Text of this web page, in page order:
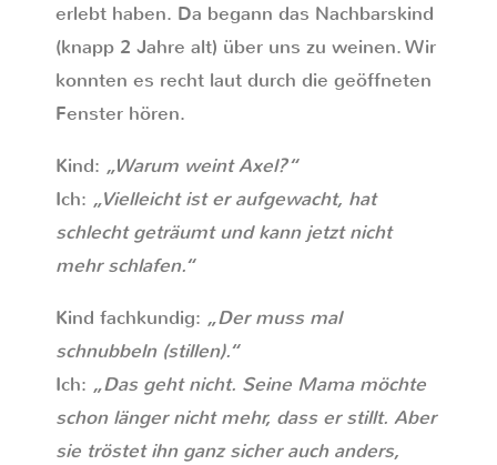
erlebt haben. Da begann das Nachbarskind
(knapp 2 Jahre alt) über uns zu weinen. Wir
konnten es recht laut durch die geöffneten
Fenster hören.
Kind: „Warum weint Axel?“
Ich: „Vielleicht ist er aufgewacht, hat
schlecht geträumt und kann jetzt nicht
mehr schlafen.“
Kind fachkundig: „Der muss mal
schnubbeln (stillen).“
Ich: „Das geht nicht. Seine Mama möchte
schon länger nicht mehr, dass er stillt. Aber
sie tröstet ihn ganz sicher auch anders,